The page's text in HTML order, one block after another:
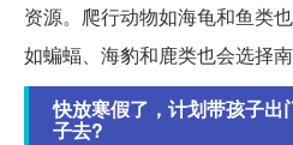
资源。爬行动物如海龟和鱼类
如蝙蝠、海豹和鹿类也会选择
快放寒假了，计划带孩子出
子去?